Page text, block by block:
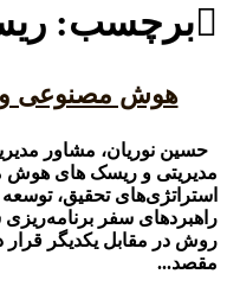
برچسب:
هوش مصنوعی و
حسین نوریان، مشاور
مدیریتی و ریسک های هوش
استراتژی‌های تحقیق،
راهبرد‌های سفر
روش در مقابل یکدیگر قرار
مقصد...